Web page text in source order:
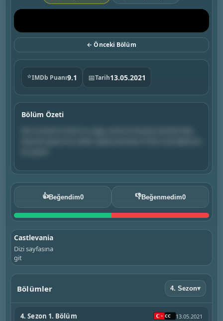
← Önceki Bölüm
⭐IMDb Puanı9.1 📅Tarih13.05.2021
Bölüm Özeti
👍Beğendim0 👎Beğenmedim0
Castlevania
Dizi sayfasına
git
Bölümler 4. Sezon▾
4. Sezon 1. Bölüm 13.05.2021